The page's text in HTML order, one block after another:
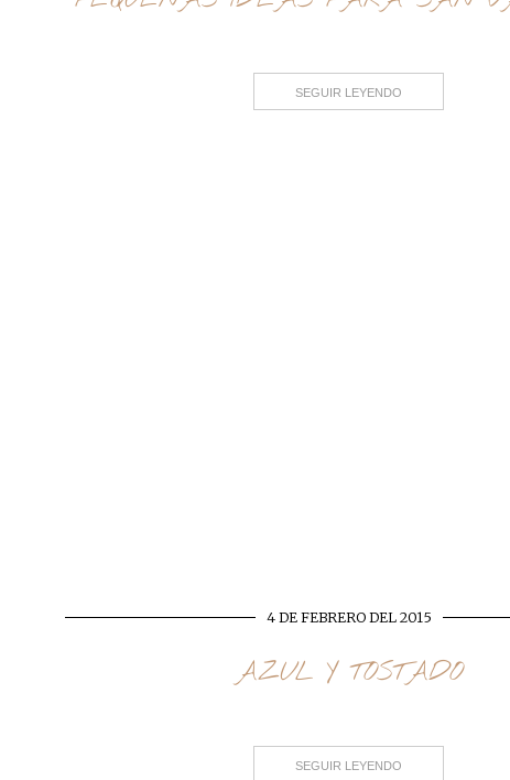
SEGUIR LEYENDO
4 DE FEBRERO DEL 2015
AZUL Y TOSTADO
SEGUIR LEYENDO